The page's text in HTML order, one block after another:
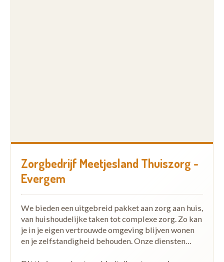
Zorgbedrijf Meetjesland Thuiszorg -
Evergem
We bieden een uitgebreid pakket aan zorg aan huis,
van huishoudelijke taken tot complexe zorg. Zo kan
je in je eigen vertrouwde omgeving blijven wonen
en je zelfstandigheid behouden. Onze diensten…